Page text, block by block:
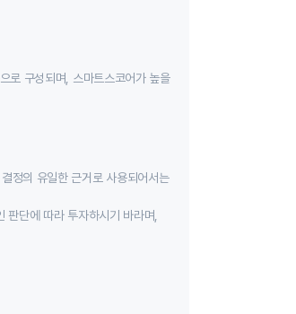
로 구성되며, 스마트스코어가 높을
정의 유일한 근거로 사용되어서는
단에 따라 투자하시기 바라며,